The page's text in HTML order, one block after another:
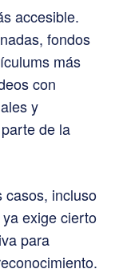
accesible.
fondos
más
con
y
de la
casos, incluso
exige cierto
para